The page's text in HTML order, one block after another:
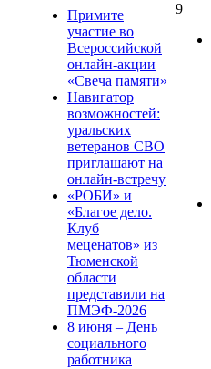
Примите
участие во
Всероссийской
онлайн-акции
«Свеча памяти»
Навигатор
возможностей:
уральских
ветеранов СВО
приглашают на
онлайн-встречу
«РОБИ» и
«Благое дело.
Клуб
меценатов» из
Тюменской
области
представили на
ПМЭФ-2026
8 июня – День
социального
работника
9